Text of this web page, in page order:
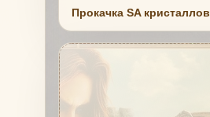
Прокачка SA кристаллов